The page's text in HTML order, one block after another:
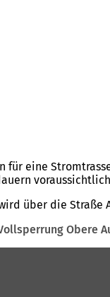
eine
voraussichtlich
über die Straße
Obere